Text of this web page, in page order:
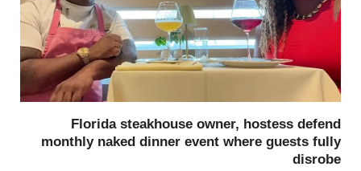
Florida steakhouse owner, hostess defend
monthly naked dinner event where guests fully
disrobe